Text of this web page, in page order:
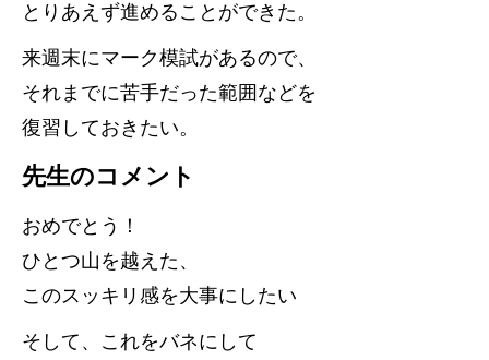
とりあえず進めることができた。
来週末にマーク模試があるので、
それまでに苦手だった範囲などを
復習しておきたい。
先生のコメント
おめでとう！
ひとつ山を越えた、
このスッキリ感を大事にしたい
そして、これをバネにして